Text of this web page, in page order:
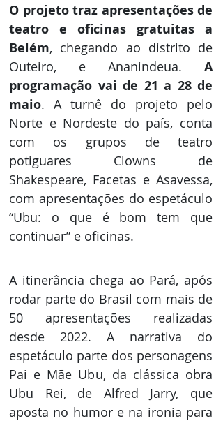
O projeto traz apresentações de
teatro e oficinas gratuitas a
Belém, chegando ao distrito de
Outeiro, e Ananindeua. A
programação vai de 21 a 28 de
maio. A turnê do projeto pelo
Norte e Nordeste do país, conta
com os grupos de teatro
potiguares Clowns de
Shakespeare, Facetas e Asavessa,
com apresentações do espetáculo
“Ubu: o que é bom tem que
continuar” e oficinas.
A itinerância chega ao Pará, após
rodar parte do Brasil com mais de
50 apresentações realizadas
desde 2022. A narrativa do
espetáculo parte dos personagens
Pai e Mãe Ubu, da clássica obra
Ubu Rei, de Alfred Jarry, que
aposta no humor e na ironia para